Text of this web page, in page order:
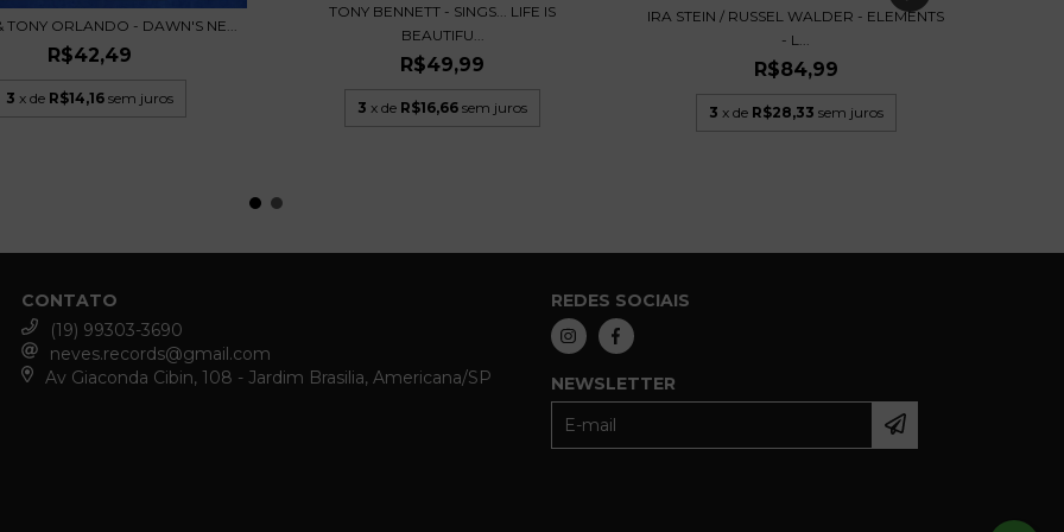
TONY ORLANDO - DAWN'S NE...
R$42,49
3 x de R$14,16 sem juros
TONY BENNETT - SINGS... LIFE IS
BEAUTIFU...
R$49,99
3 x de R$16,66 sem juros
IRA STEIN / RUSSEL WALDER - ELEMENTS
- L...
R$84,99
3 x de R$28,33 sem juros
CONTATO
(19) 99303-3690
neves.records@gmail.com
Av Giaconda Cibin, 108 - Jardim Brasilia, Americana/SP
REDES SOCIAIS
NEWSLETTER